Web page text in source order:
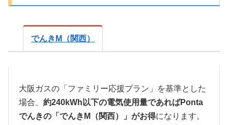
でんきM（関西）
大阪ガスの「ファミリー応援プラン」を基準とした
場合、 約240kWh以下の電気使用量であればPonta
でんきの「でんきM（関西）」がお得になります。